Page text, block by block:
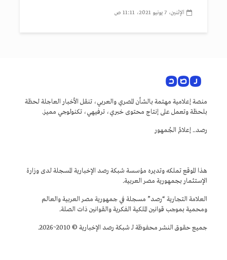
الإثنين، 7 يونيو 2021، 11:11 ص
منصة إعلامية مهتمة بالشأن المصري والعربي، تنقل الأخبار العاجلة لحظة
بلحظة وتعمل على إنتاج محتوى خبري، ترفيهي، تكنولوجي مميز.
رصد.. إعلامُ الجُمهور
هذا الموقع تملكه وتديره مؤسسة شبكة رصد الإخبارية المسجلة لدى وزارة
الإستثمار بجمهورية مصر العربية.
العلامة التجارية “رصد” مسجلة في جمهورية مصر العربية والعالم
ومحمية بموجب قوانين الملكية الفكرية والقوانين ذات الصلة.
جميع حقوق النشر محفوظة لـ شبكة رصد الإخبارية © 2010~2026.